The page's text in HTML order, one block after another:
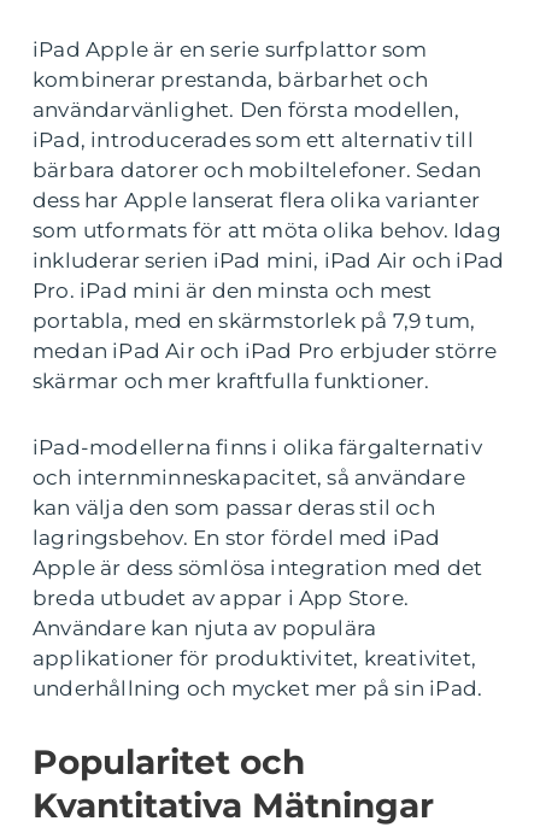
iPad Apple är en serie surfplattor som
kombinerar prestanda, bärbarhet och
användarvänlighet. Den första modellen,
iPad, introducerades som ett alternativ till
bärbara datorer och mobiltelefoner. Sedan
dess har Apple lanserat flera olika varianter
som utformats för att möta olika behov. Idag
inkluderar serien iPad mini, iPad Air och iPad
Pro. iPad mini är den minsta och mest
portabla, med en skärmstorlek på 7,9 tum,
medan iPad Air och iPad Pro erbjuder större
skärmar och mer kraftfulla funktioner.
iPad-modellerna finns i olika färgalternativ
och internminneskapacitet, så användare
kan välja den som passar deras stil och
lagringsbehov. En stor fördel med iPad
Apple är dess sömlösa integration med det
breda utbudet av appar i App Store.
Användare kan njuta av populära
applikationer för produktivitet, kreativitet,
underhållning och mycket mer på sin iPad.
Popularitet och
Kvantitativa Mätningar